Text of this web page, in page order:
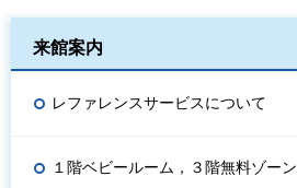
来館案内
レファレンスサービスについて
１階ベビールーム，３階無料ゾーン